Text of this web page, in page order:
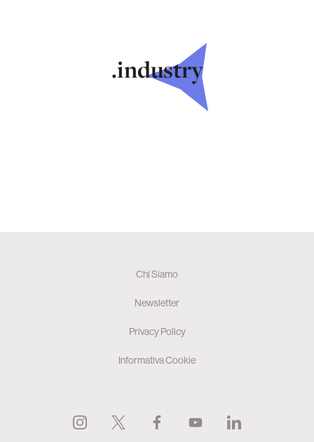
.industry
Chi Siamo
Newsletter
Privacy Policy
Informativa Cookie